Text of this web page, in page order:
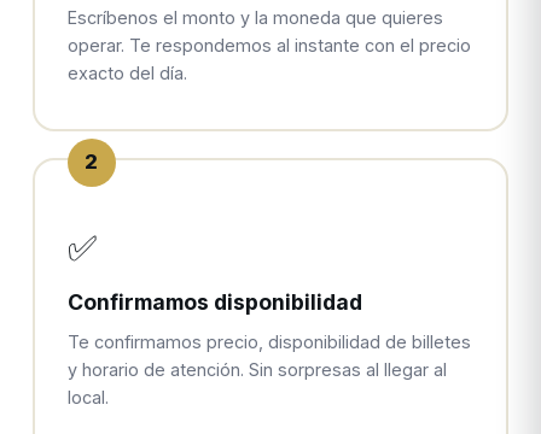
Escríbenos el monto y la moneda que quieres
operar. Te respondemos al instante con el precio
exacto del día.
2
✅
Confirmamos disponibilidad
Te confirmamos precio, disponibilidad de billetes
y horario de atención. Sin sorpresas al llegar al
local.